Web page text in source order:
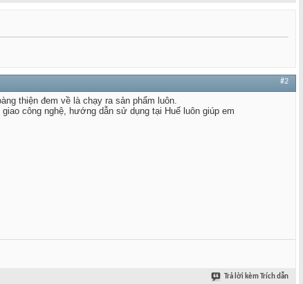
#2
thiện đem về là chạy ra sản phẩm luôn.
công nghệ, hướng dẫn sử dụng tại Huế luôn giúp em
Trả lời kèm Trích dẫn